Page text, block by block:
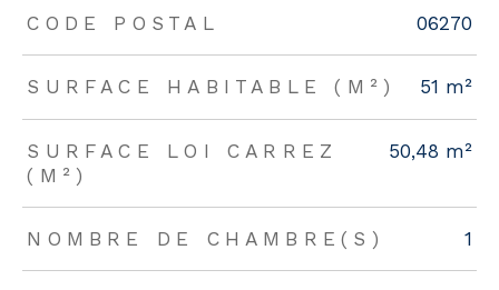
TRAD_ZEPHYR_Caracteristique TRAD_ZEPHYR_Valeurs
CODE POSTAL 06270
SURFACE HABITABLE (M²) 51 m²
SURFACE LOI CARREZ
(M²)
50,48 m²
NOMBRE DE CHAMBRE(S) 1